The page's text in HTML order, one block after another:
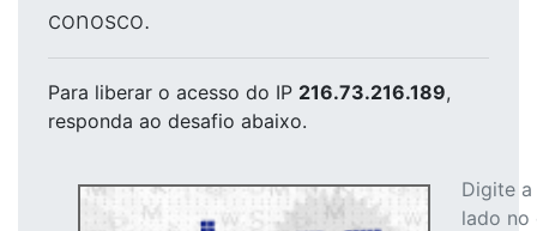
conosco.
Para liberar o acesso do IP 216.73.216.189,
responda ao desafio abaixo.
Digite
lado no